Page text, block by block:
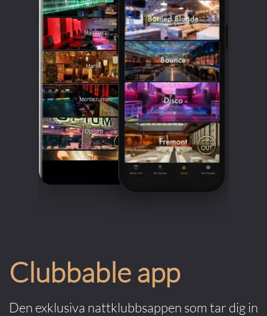
Clubbable app
Den exklusiva nattklubbsappen som tar dig in